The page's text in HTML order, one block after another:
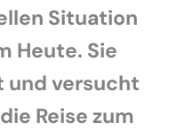
Situation
Heute. Sie
und versucht
Reise zum